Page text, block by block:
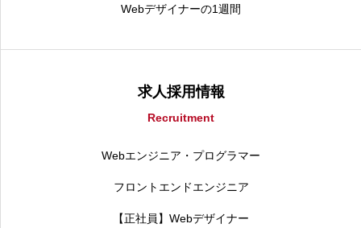
Webデザイナーの1週間
求人採用情報
Recruitment
Webエンジニア・プログラマー
フロントエンドエンジニア
【正社員】Webデザイナー